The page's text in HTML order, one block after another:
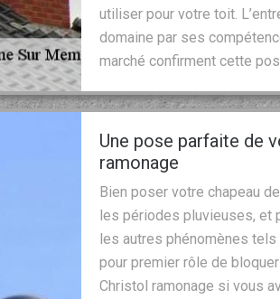
utiliser pour votre toit.
domaine par ses
marché confirment cette
Une pose parfaite de
ramonage
Bien poser votre chapeau
les périodes pluvieuses, et
les autres phénomènes tels
pour premier rôle de
Christol ramonage si vous